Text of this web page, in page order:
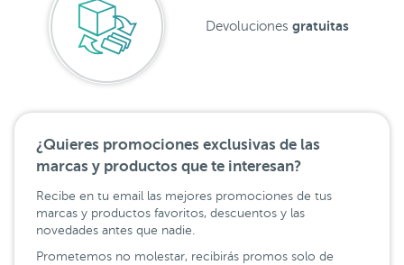
Devoluciones gratuitas
¿Quieres promociones exclusivas de las
marcas y productos que te interesan?
Recibe en tu email las mejores promociones de tus
marcas y productos favoritos, descuentos y las
novedades antes que nadie.
Prometemos no molestar, recibirás promos solo de